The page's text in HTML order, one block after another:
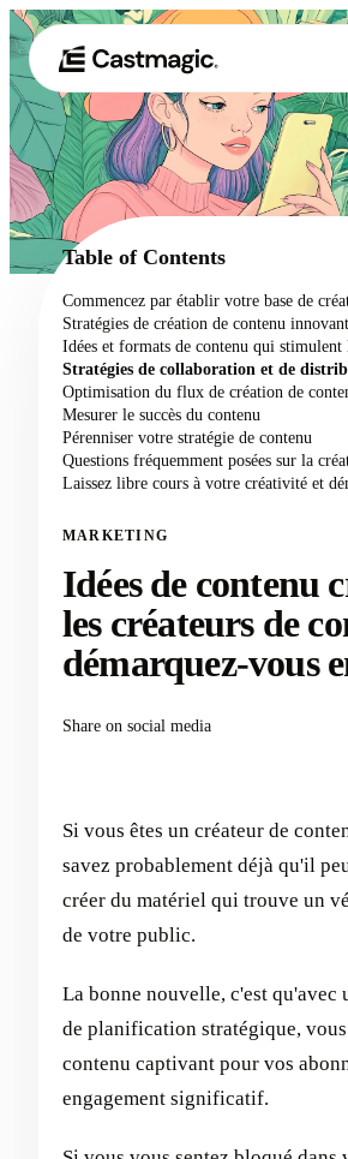
01 Produit
02 Cas d'utilisation
Tarification
À propos de nous
Table of Contents
Commencez par établir votre base de
Stratégies de création de contenu
Idées et formats de contenu qui
Stratégies de collaboration et de
Optimisation du flux de création de
Mesurer le succès du contenu
Pérenniser votre stratégie de contenu
Questions fréquemment posées sur la
Laissez libre cours à votre créativité et
MARKETING
Idées de contenu
les créateurs de
démarquez-vous
Share on social media
Si vous êtes un créateur de
savez probablement déjà qu'il
créer du matériel qui trouve un
de votre public.
La bonne nouvelle, c'est qu'avec
de planification stratégique,
contenu captivant pour vos
engagement significatif.